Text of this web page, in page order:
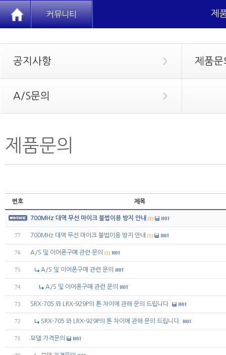
커뮤니티 제
>
공지사항 제품문
>
A/S문의
제품문의
번호 제목
700MHz 대역 무선 마이크 불법이용 방지 안내 (1)
77 700MHz 대역 무선 마이크 불법이용 방지 안내 (1)
76 A/S 및 이어폰구매 관련 문의 (1)
75 A/S 및 이어폰구매 관련 문의
74 A/S 및 이어폰구매 관련 문의
73 SRX-705 와 LRX-929P의 톤 차이에 관해 문의 드립니다.
72 SRX-705 와 LRX-929P의 톤 차이에 관해 문의 드립니다.
71 모델 가격문의